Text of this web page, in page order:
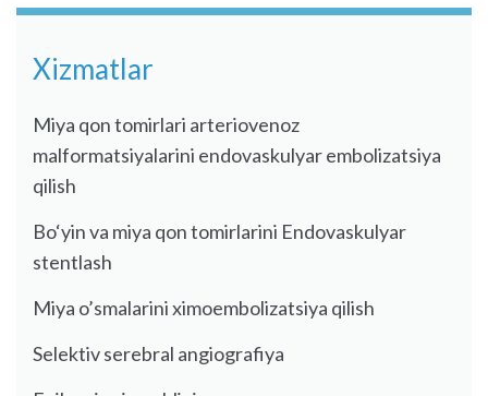
Xizmatlar
Miya qon tomirlari arteriovenoz
malformatsiyalarini endovaskulyar embolizatsiya
qilish
Bo‘yin va miya qon tomirlarini Endovaskulyar
stentlash
Miya o’smalarini ximoembolizatsiya qilish
Selektiv serebral angiografiya